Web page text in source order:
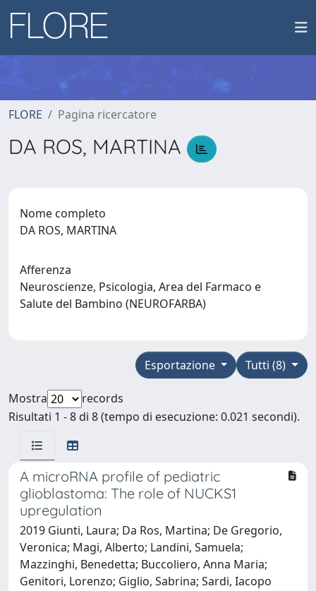
FLORE Pagina ricercatore
DA ROS, MARTINA
Nome completo
DA ROS, MARTINA
Afferenza
Neuroscienze, Psicologia, Area del Farmaco e
Salute del Bambino (NEUROFARBA)
Tutti (8)
Esportazione
Mostra
records
Risultati 1 - 8 di 8 (tempo di esecuzione: 0.021 secondi).
A microRNA profile of pediatric
glioblastoma: The role of NUCKS1
upregulation
2019 Giunti, Laura; Da Ros, Martina; De Gregorio,
Veronica; Magi, Alberto; Landini, Samuela;
Mazzinghi, Benedetta; Buccoliero, Anna Maria;
Genitori, Lorenzo; Giglio, Sabrina; Sardi, Iacopo